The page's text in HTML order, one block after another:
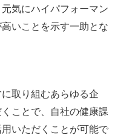
気にハイパフォーマン
いことを示す一助とな
取り組むあらゆる企
ことで、自社の健康課
いただくことが可能で